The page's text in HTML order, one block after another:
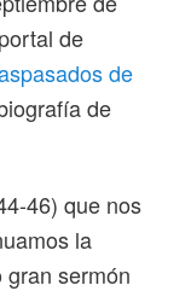
de
de
de
46) que nos
la
sermón